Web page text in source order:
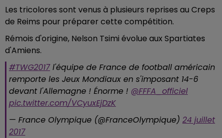
Les tricolores sont venus à plusieurs reprises au Creps
de Reims pour préparer cette compétition.
Rémois d'origine, Nelson Tsimi évolue aux Spartiates
d'Amiens.
#TWG2017l'équipe de France de football américain
remporte les Jeux Mondiaux en s'imposant 14-6
devant l'Allemagne ! Énorme ! @FFFA_officiel
pic.twitter.com/VCyuxEjDzK
— France Olympique (@FranceOlympique) 24 juillet
2017